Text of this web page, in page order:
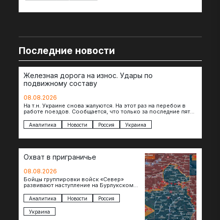
Последние новости
Железная дорога на износ. Удары по
подвижному составу
08.08.2026
На т.н. Украине снова жалуются. На этот раз на перебои в
работе поездов. Сообщается, что только за последние пять
Аналитика Новости Россия Украина
Охват в приграничье
08.08.2026
Бойцы группировки войск «Север»
развивают наступление на Бурлукском
теснят противника сразу на нескольких
участках, создавая угрозу охвата…
Аналитика Новости Россия
Украина